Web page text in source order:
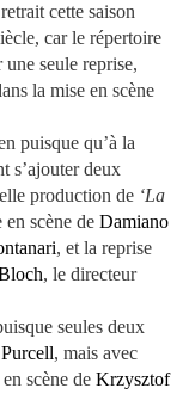
cette saison
car le répertoire
seule reprise,
la mise en scène
puisque qu’à la
s’ajouter deux
production de ‘La
en scène de Damiano
, et la reprise
, le directeur
seules deux
Purcell, mais avec
scène de Krzysztof